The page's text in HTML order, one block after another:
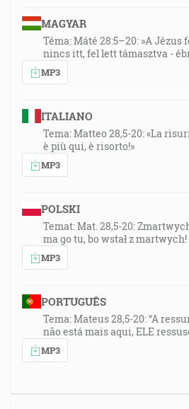
MAGYAR
Téma: Máté 28:5–20: »A Jézus
nincs itt, fel lett támasztva -
MP3
ITALIANO
Tema: Matteo 28,5-20: «La
è più qui, è risorto!»
MP3
POLSKI
Temat: Mat. 28,5-20:
ma go tu, bo wstał z martwych!
MP3
PORTUGUÊS
Tema: Mateus 28,5-20: “A
não está mais aqui, ELE
MP3